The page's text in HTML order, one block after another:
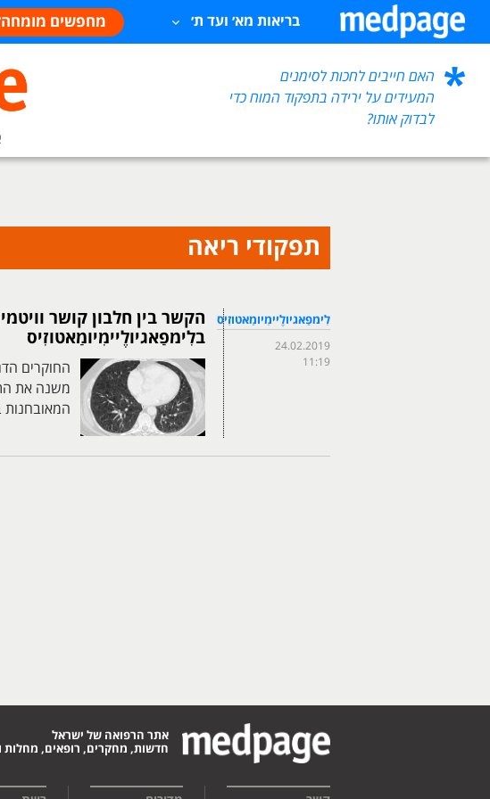
בריאות מא׳ ועד ת׳ מחפשים
האם חייבים לחכות לסימנים
המעידים על ירידה בתפקוד המוח כדי
לבדוק אותו?
תפקודי ריאה
לִימפַאגיולֶיימִיומַאטוזִיס
24.02.2019
11:19
בלִימפַאגיולֶיימִיומַאטוזִיס
המאובחנות
אתר הרפואה של ישראל
חדשות, מחקרים, רופאים, מחלות